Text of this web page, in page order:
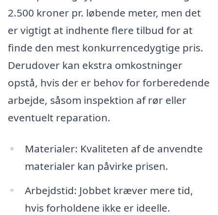
2.500 kroner pr. løbende meter, men det
er vigtigt at indhente flere tilbud for at
finde den mest konkurrencedygtige pris.
Derudover kan ekstra omkostninger
opstå, hvis der er behov for forberedende
arbejde, såsom inspektion af rør eller
eventuelt reparation.
Materialer: Kvaliteten af de anvendte
materialer kan påvirke prisen.
Arbejdstid: Jobbet kræver mere tid,
hvis forholdene ikke er ideelle.